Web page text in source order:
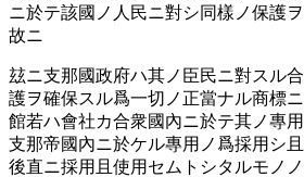
ニ於テ該國ノ人民ニ對シ同樣ノ保護
故ニ
玆ニ支那國政府ハ其ノ臣民ニ對スル
護ヲ確保スル爲一切ノ正當ナル商標
館若ハ會社カ合衆國內ニ於テ其ノ專
支那帝國內ニ於ケル專用ノ爲採󠄁用シ
後直ニ採󠄁用且使用セムトシタルモノ